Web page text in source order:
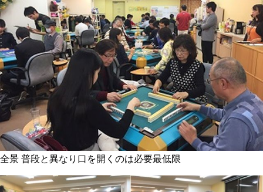
全景 普段と異なり口を開くのは必要最低限